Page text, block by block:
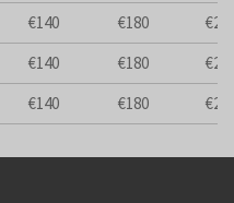
€140 €180
€140 €180
€140 €180